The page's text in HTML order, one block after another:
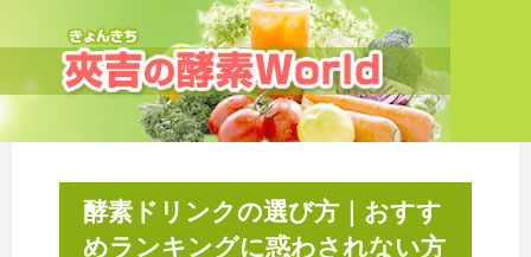
酵素ドリンクの選び方｜おすす
めランキングに惑わされない方